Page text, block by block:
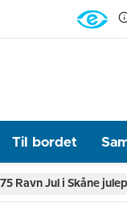
Til bordet
Ravn Jul i Skåne